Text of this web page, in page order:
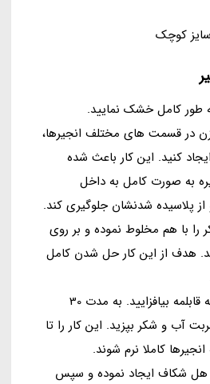
طور کامل خشک نمایید.
در قسمت های مختلف انجیرها،
کنید. این کار باعث شده
به صورت کامل به داخل
از پلاسیده شدنشان جلوگیری کند.
را با هم مخلوط نموده و بر روی
هدف از این کار حل شدن کامل
انجیرها را به آرامی به قابلمه بیافزایید. به مدت 30
آب و شکر بپزید. این کار را تا
کاملا نرم شوند.
هل شکاف ایجاد نموده و سپس